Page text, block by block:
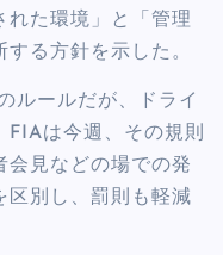
れた環境」と「管理
る方針を示した。
ルールだが、ドライ
は今週、その規則
会見などの場での発
区別し、罰則も軽減